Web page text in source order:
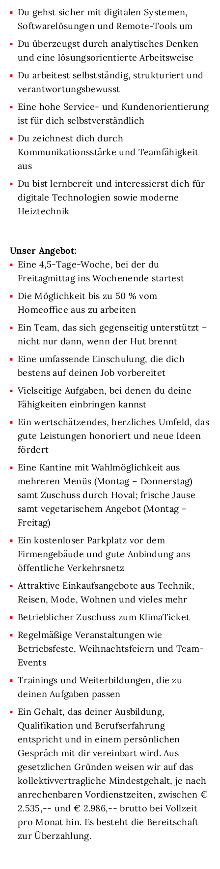
Du gehst sicher mit digitalen Systemen,
Softwarelösungen und Remote-Tools um
Du überzeugst durch analytisches Denken
und eine lösungsorientierte Arbeitsweise
Du arbeitest selbstständig, strukturiert und
verantwortungsbewusst
Eine hohe Service- und Kundenorientierung
ist für dich selbstverständlich
Du zeichnest dich durch
Kommunikationsstärke und Teamfähigkeit
aus
Du bist lernbereit und interessierst dich für
digitale Technologien sowie moderne
Heiztechnik
Unser Angebot:
Eine 4,5-Tage-Woche, bei der du
Freitagmittag ins Wochenende startest
Die Möglichkeit bis zu 50 % vom
Homeoffice aus zu arbeiten
Ein Team, das sich gegenseitig unterstützt –
nicht nur dann, wenn der Hut brennt
Eine umfassende Einschulung, die dich
bestens auf deinen Job vorbereitet
Vielseitige Aufgaben, bei denen du deine
Fähigkeiten einbringen kannst
Ein wertschätzendes, herzliches Umfeld, das
gute Leistungen honoriert und neue Ideen
fördert
Eine Kantine mit Wahlmöglichkeit aus
mehreren Menüs (Montag – Donnerstag)
samt Zuschuss durch Hoval; frische Jause
samt vegetarischem Angebot (Montag –
Freitag)
Ein kostenloser Parkplatz vor dem
Firmengebäude und gute Anbindung ans
öffentliche Verkehrsnetz
Attraktive Einkaufsangebote aus Technik,
Reisen, Mode, Wohnen und vieles mehr
Betrieblicher Zuschuss zum KlimaTicket
Regelmäßige Veranstaltungen wie
Betriebsfeste, Weihnachtsfeiern und Team-
Events
Trainings und Weiterbildungen, die zu
deinen Aufgaben passen
Ein Gehalt, das deiner Ausbildung,
Qualifikation und Berufserfahrung
entspricht und in einem persönlichen
Gespräch mit dir vereinbart wird. Aus
gesetzlichen Gründen weisen wir auf das
kollektivvertragliche Mindestgehalt, je nach
anrechenbaren Vordienstzeiten, zwischen €
2.535,-- und € 2.986,-- brutto bei Vollzeit
pro Monat hin. Es besteht die Bereitschaft
zur Überzahlung.